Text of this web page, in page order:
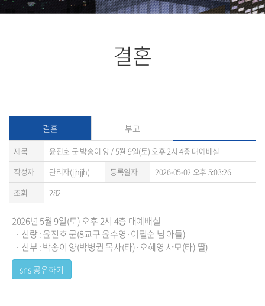
결혼
결혼 부고
제목
윤진호 군 박송이 양 / 5월 9일(토) 오후 2시 4층 대예배실
작성자
관리자(jjhjjh) 등록일자
2026-05-02 오후 5:03:26
조회
282
2026년 5월 9일(토) 오후 2시 4층 대예배실
· 신랑 : 윤진호 군(8교구 윤수영·이필순 님 아들)
· 신부 : 박송이 양(박병권 목사(타)·오혜영 사모(타) 딸)